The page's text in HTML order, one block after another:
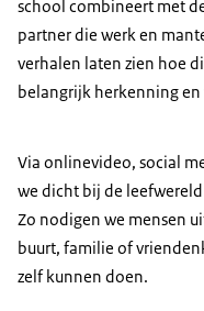
school combineert met
partner die werk en
verhalen laten zien hoe
belangrijk herkenning
Via onlinevideo, social
we dicht bij de
Zo nodigen we mensen
buurt, familie of
zelf kunnen doen.